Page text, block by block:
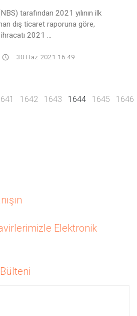
tarafından 2021 yılının ilk
dış ticaret raporuna göre,
2021 ...
30 Haz 2021 16:49
1642 1643 1644(current)
1645 1646
Elektronik